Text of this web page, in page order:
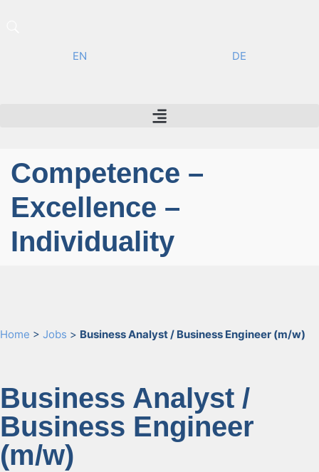
EN DE
Competence –
Excellence –
Individuality
Home > Jobs > Busi­ness Ana­lyst / Busi­ness Engi­neer (m/w)
Busi­ness Ana­lyst /
Busi­ness Engi­neer
(m/w)